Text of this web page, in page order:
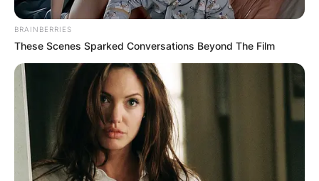
прилагодете ја според вашиот вкус) и
пасирајте го додека не добиете мазна
смеса, слична на мајонез.
3. Додајте масло
Додајте масло на лукот и мешајте додека сè
не се изедначи.
4. Додајте оцет и вода
Постепено додавајте оцет и промешајте, а
BRAINBERRIES
These Scenes Sparked Conversations Beyond The Film